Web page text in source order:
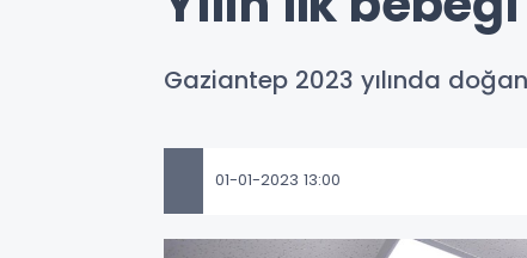
Gaziantep 2023 yılında
01-01-2023 13:00